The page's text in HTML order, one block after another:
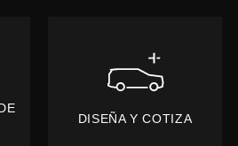
DISEÑA Y COTIZA